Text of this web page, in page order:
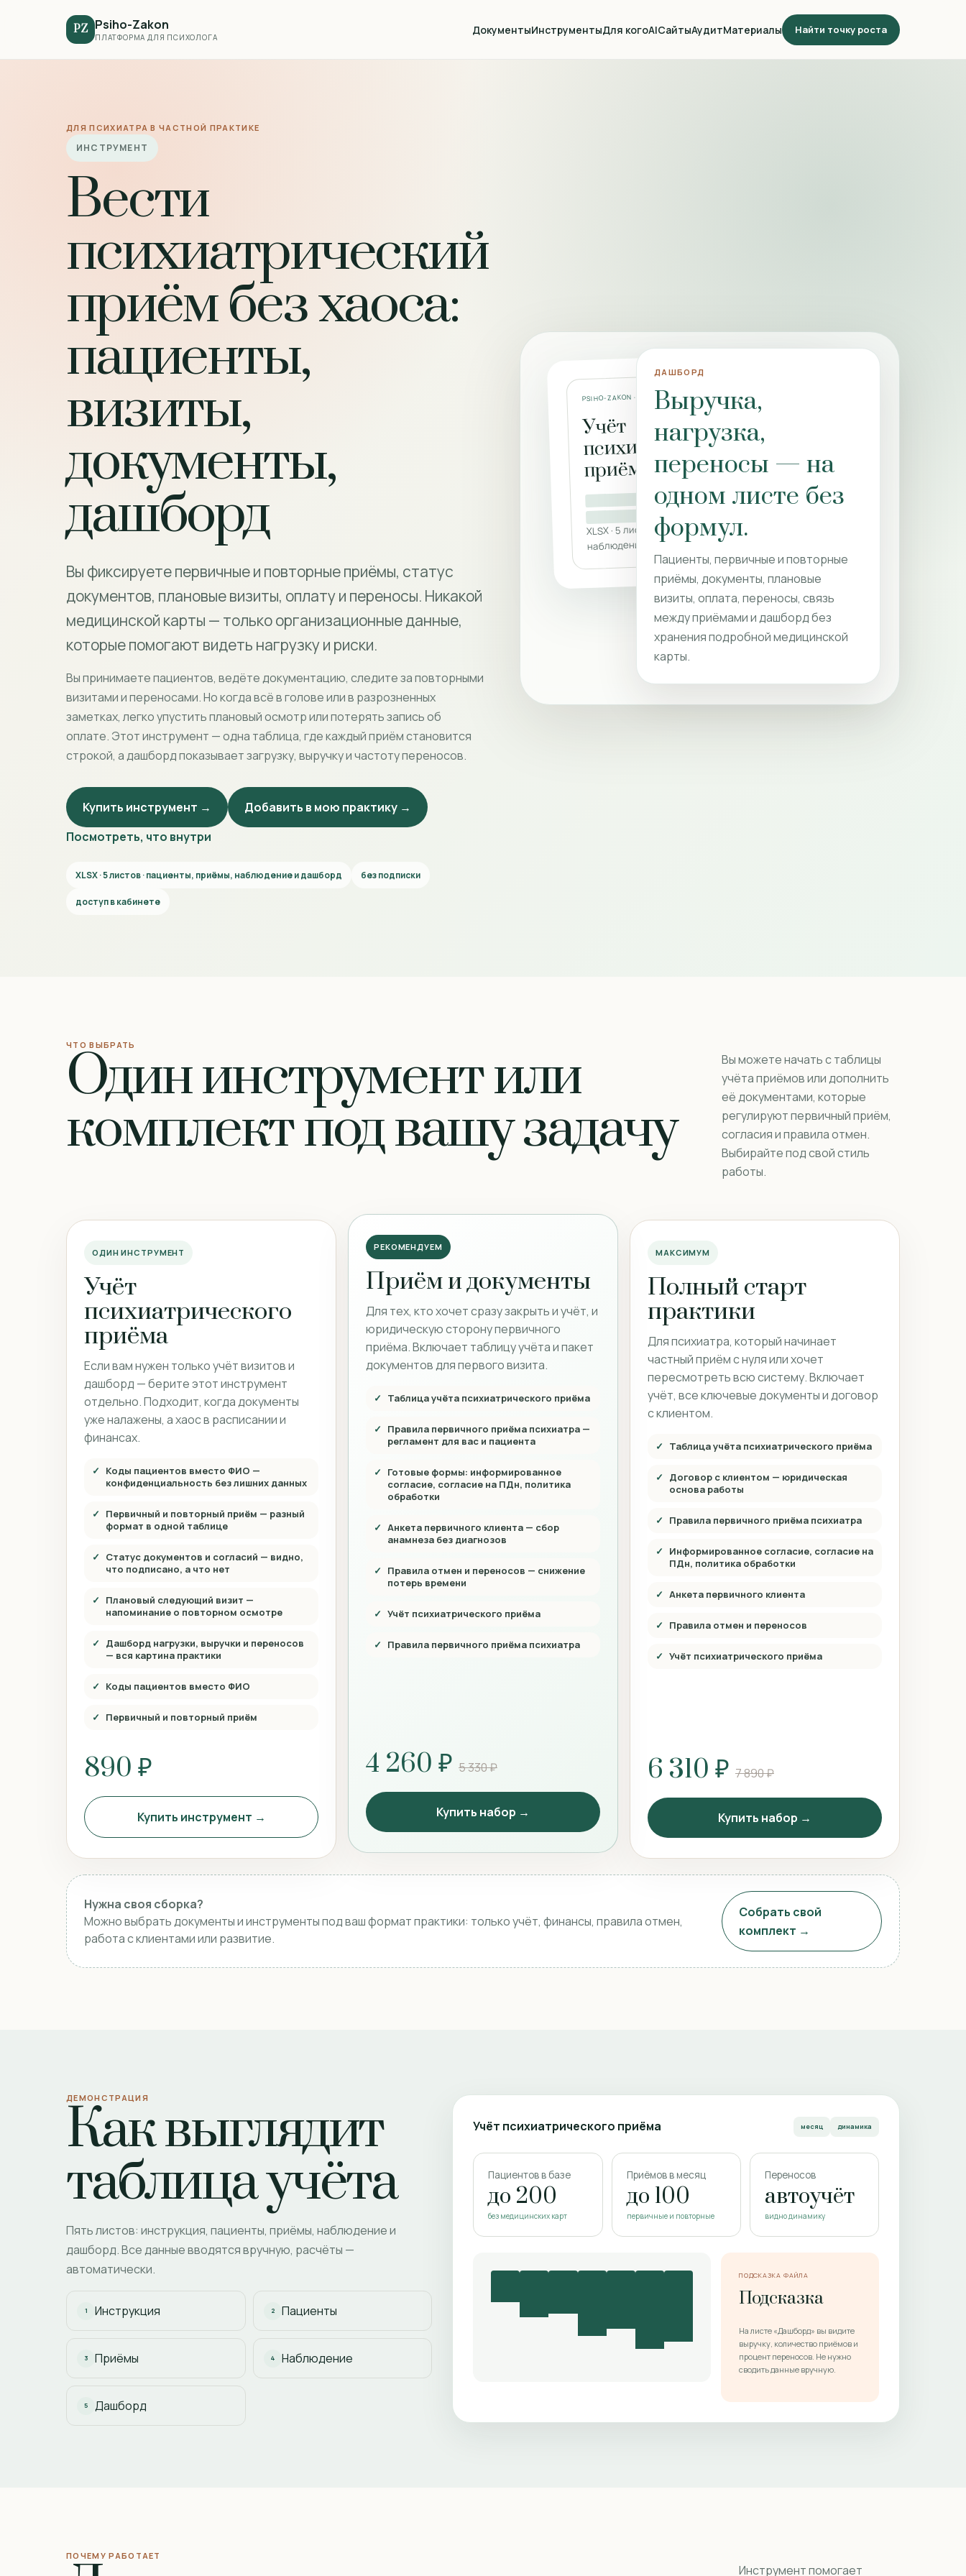
PZ Psiho-Zakon
ПЛАТФОРМА ДЛЯ ПСИХОЛОГА
ДокументыИнструментыДля когоAIСайтыАудитМатериалы Найти точку роста
ДЛЯ ПСИХИАТРА В ЧАСТНОЙ ПРАКТИКЕ
ИНСТРУМЕНТ
Вести
психиатрический
приём без хаоса:
пациенты,
визиты,
документы,
дашборд
Вы фиксируете первичные и повторные приёмы, статус
документов, плановые визиты, оплату и переносы. Никакой
медицинской карты — только организационные данные,
которые помогают видеть нагрузку и риски.
Вы принимаете пациентов, ведёте документацию, следите за повторными
визитами и переносами. Но когда всё в голове или в разрозненных
заметках, легко упустить плановый осмотр или потерять запись об
оплате. Этот инструмент — одна таблица, где каждый приём становится
строкой, а дашборд показывает загрузку, выручку и частоту переносов.
Купить инструмент →
Добавить в мою практику →
Посмотреть, что внутри
XLSX · 5 листов · пациенты, приёмы, наблюдение и дашборд без подписки
доступ в кабинете
PSIHO-ZAKON · ПСИХИАТРИЧЕСКАЯ ПРАКТИКА
Учёт
психиатрического
приёма
XLSX · 5 листов · пациенты, приёмы,
наблюдение и дашборд
ДАШБОРД
Выручка,
нагрузка,
переносы — на
одном листе без
формул.
Пациенты, первичные и повторные
приёмы, документы, плановые
визиты, оплата, переносы, связь
между приёмами и дашборд без
хранения подробной медицинской
карты.
ЧТО ВЫБРАТЬ
Один инструмент или
комплект под вашу задачу
Вы можете начать с таблицы
учёта приёмов или дополнить
её документами, которые
регулируют первичный приём,
согласия и правила отмен.
Выбирайте под свой стиль
работы.
ОДИН ИНСТРУМЕНТ
Учёт
психиатрического
приёма
Если вам нужен только учёт визитов и
дашборд — берите этот инструмент
отдельно. Подходит, когда документы
уже налажены, а хаос в расписании и
финансах.
Коды пациентов вместо ФИО —
конфиденциальность без лишних данных
Первичный и повторный приём — разный
формат в одной таблице
Статус документов и согласий — видно,
что подписано, а что нет
Плановый следующий визит —
напоминание о повторном осмотре
Дашборд нагрузки, выручки и переносов
— вся картина практики
Коды пациентов вместо ФИО
Первичный и повторный приём
890 ₽
Купить инструмент →
РЕКОМЕНДУЕМ
Приём и документы
Для тех, кто хочет сразу закрыть и учёт, и
юридическую сторону первичного
приёма. Включает таблицу учёта и пакет
документов для первого визита.
Таблица учёта психиатрического приёма
Правила первичного приёма психиатра —
регламент для вас и пациента
Готовые формы: информированное
согласие, согласие на ПДн, политика
обработки
Анкета первичного клиента — сбор
анамнеза без диагнозов
Правила отмен и переносов — снижение
потерь времени
Учёт психиатрического приёма
Правила первичного приёма психиатра
4 260 ₽ 5 330 ₽
Купить набор →
МАКСИМУМ
Полный старт
практики
Для психиатра, который начинает
частный приём с нуля или хочет
пересмотреть всю систему. Включает
учёт, все ключевые документы и договор
с клиентом.
Таблица учёта психиатрического приёма
Договор с клиентом — юридическая
основа работы
Правила первичного приёма психиатра
Информированное согласие, согласие на
ПДн, политика обработки
Анкета первичного клиента
Правила отмен и переносов
Учёт психиатрического приёма
6 310 ₽ 7 890 ₽
Купить набор →
Нужна своя сборка?
Можно выбрать документы и инструменты под ваш формат практики: только учёт, финансы, правила отмен,
работа с клиентами или развитие.
Собрать свой
комплект →
ДЕМОНСТРАЦИЯ
Как выглядит
таблица учёта
Пять листов: инструкция, пациенты, приёмы, наблюдение и
дашборд. Все данные вводятся вручную, расчёты —
автоматически.
1 Инструкция 2 Пациенты
3 Приёмы 4 Наблюдение
5 Дашборд
Учёт психиатрического приёма месяц динамика
Пациентов в базе
до 200
без медицинских карт
Приёмов в месяц
до 100
первичные и повторные
Переносов
автоучёт
видно динамику
ПОДСКАЗКА ФАЙЛА
Подсказка
На листе «Дашборд» вы видите
выручку, количество приёмов и
процент переносов. Не нужно
сводить данные вручную.
ПОЧЕМУ РАБОТАЕТ
Инструмент помогает